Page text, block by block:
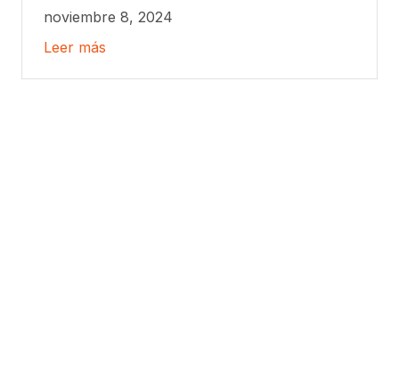
noviembre 8, 2024
Leer más